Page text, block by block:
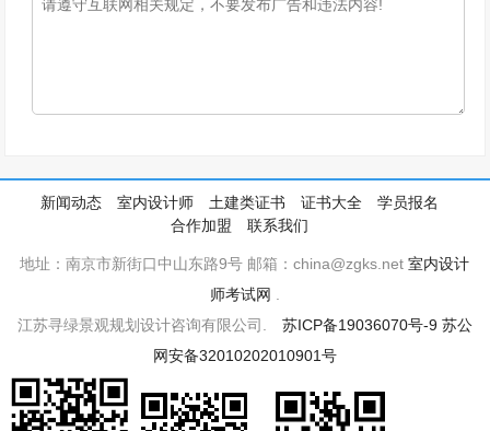
新闻动态 室内设计师 土建类证书 证书大全
学员报名
合作加盟
联系我们
地址：南京市新街口中山东路9号 邮箱：china@zgks.net室内设计
师考试网
江苏寻绿景观规划设计咨询有限公司. 苏ICP备19036070号-9 苏公
网安备32010202010901号